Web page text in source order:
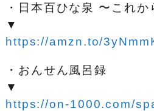
・日本百ひな泉 〜これ
▼
https://amzn.to/
・おんせん風呂録
▼
https://on-1000.com/